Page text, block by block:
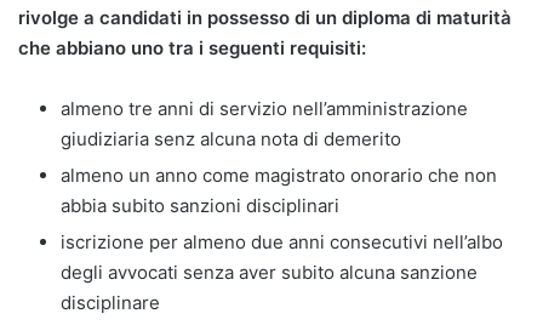
rivolge a candidati in possesso di un diploma di maturità
che abbiano uno tra i seguenti requisiti:
almeno tre anni di servizio nell’amministrazione
giudiziaria senz alcuna nota di demerito
almeno un anno come magistrato onorario che non
abbia subito sanzioni disciplinari
iscrizione per almeno due anni consecutivi nell’albo
degli avvocati senza aver subito alcuna sanzione
disciplinare